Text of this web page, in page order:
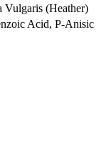
Vulgaris (Heather)
Acid, P-Anisic